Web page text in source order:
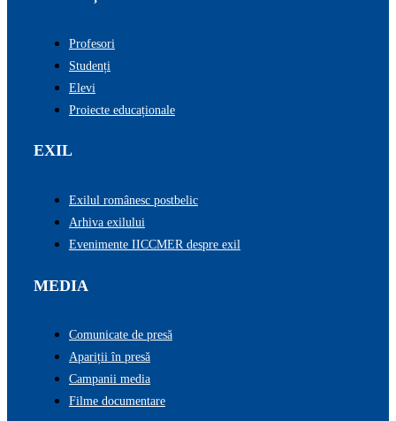
Profesori
Studenți
Elevi
Proiecte educaționale
EXIL
Exilul românesc postbelic
Arhiva exilului
Evenimente IICCMER despre exil
MEDIA
Comunicate de presă
Apariții în presă
Campanii media
Filme documentare